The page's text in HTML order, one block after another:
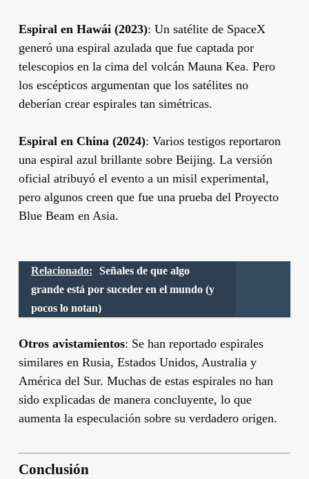
Espiral en Hawái (2023): Un satélite de SpaceX
generó una espiral azulada que fue captada por
telescopios en la cima del volcán Mauna Kea. Pero
los escépticos argumentan que los satélites no
deberían crear espirales tan simétricas.
Espiral en China (2024): Varios testigos reportaron
una espiral azul brillante sobre Beijing. La versión
oficial atribuyó el evento a un misil experimental,
pero algunos creen que fue una prueba del Proyecto
Blue Beam en Asia.
Relacionado:
Señales de que algo
grande está por suceder en el mundo (y
pocos lo notan)
Otros avistamientos: Se han reportado espirales
similares en Rusia, Estados Unidos, Australia y
América del Sur. Muchas de estas espirales no han
sido explicadas de manera concluyente, lo que
aumenta la especulación sobre su verdadero origen.
Conclusión